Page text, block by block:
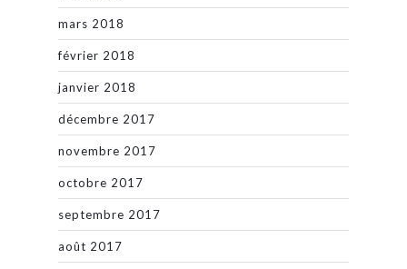
mars 2018
février 2018
janvier 2018
décembre 2017
novembre 2017
octobre 2017
septembre 2017
août 2017